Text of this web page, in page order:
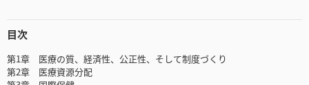
目次
第1章 医療の質、経済性、公正性、そして制度づくり
第2章 医療資源分配